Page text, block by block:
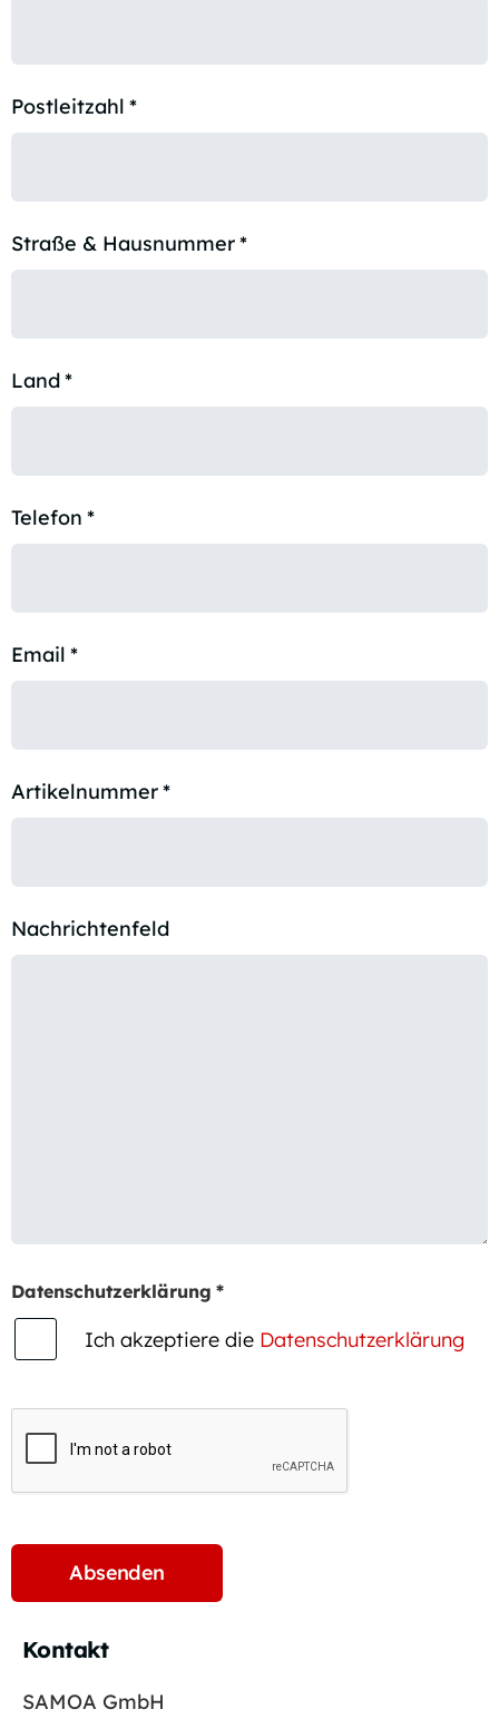
Postleitzahl *
Straße & Hausnummer*
Land*
Telefon *
Email *
Artikelnummer*
Nachrichtenfeld
Datenschutzerklärung *
Ich akzeptiere die Datenschutzerklärung
Kontakt
SAMOA GmbH